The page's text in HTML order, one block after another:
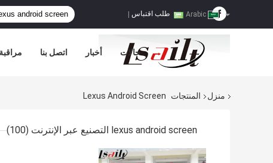
طلب اقتباس
اتصل بنا أخبار حالات
منزل المنتجات Lexus Android Screen
lexus android screen التصنيع عبر الإنترنت (100)